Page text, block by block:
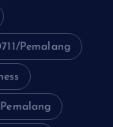
Pemalang